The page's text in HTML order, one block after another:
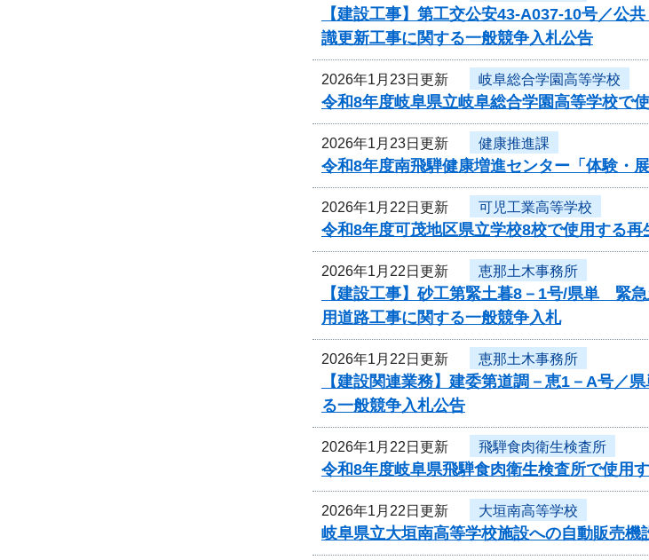
【建設工事】第工交公安43-A037-10号／
識更新工事に関する一般競争入札公告
2026年1月23日更新 岐阜総合学園高等学校
令和8年度岐阜県立岐阜総合学園高等学校で
2026年1月23日更新 健康推進課
令和8年度南飛騨健康増進センター「体験・
2026年1月22日更新 可児工業高等学校
令和8年度可茂地区県立学校8校で使用する
2026年1月22日更新 恵那土木事務所
【建設工事】砂工第緊土暮8－1号/県単 緊
用道路工事に関する一般競争入札
2026年1月22日更新 恵那土木事務所
【建設関連業務】建委第道調－恵1－A号
る一般競争入札公告
2026年1月22日更新 飛騨食肉衛生検査所
令和8年度岐阜県飛騨食肉衛生検査所で使用
2026年1月22日更新 大垣南高等学校
岐阜県立大垣南高等学校施設への自動販売機